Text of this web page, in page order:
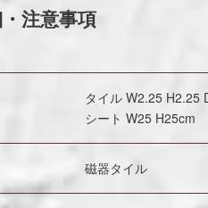
注意事項
タイル W2.25 H2.25
シート W25 H25cm
磁器タイル